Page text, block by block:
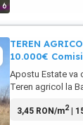
6
TEREN
10.000€
Apostu Estate va
Teren agricol la
Suprafata:
3,45 RON/m2|